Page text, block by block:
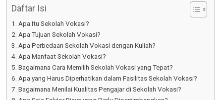
Daftar Isi
Apa Itu Sekolah Vokasi?
Apa Tujuan Sekolah Vokasi?
Apa Perbedaan Sekolah Vokasi dengan Kuliah?
Apa Manfaat Sekolah Vokasi?
Bagaimana Cara Memilih Sekolah Vokasi yang Tepat?
Apa yang Harus Diperhatikan dalam Fasilitas Sekolah Vokasi?
Bagaimana Menilai Kualitas Pengajar di Sekolah Vokasi?